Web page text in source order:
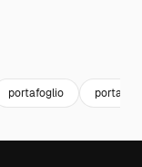
portafoglio